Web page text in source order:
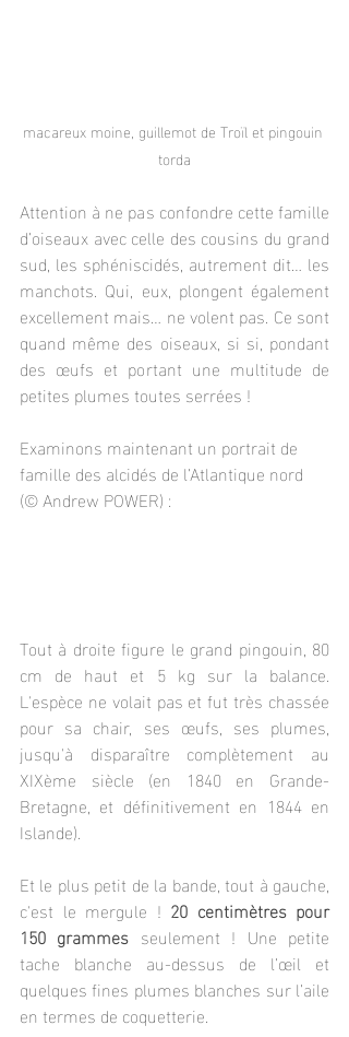
macareux moine, guillemot de Troïl et pingouin
torda
Attention à ne pas confondre cette famille
d’oiseaux avec celle des cousins du grand
sud, les sphéniscidés, autrement dit… les
manchots. Qui, eux, plongent également
excellement mais… ne volent pas. Ce sont
quand même des oiseaux, si si, pondant
des œufs et portant une multitude de
petites plumes toutes serrées !
Examinons maintenant un portrait de
famille des alcidés de l’Atlantique nord
(© Andrew POWER) :
Tout à droite figure le grand pingouin, 80
cm de haut et 5 kg sur la balance.
L'espèce ne volait pas et fut très chassée
pour sa chair, ses œufs, ses plumes,
jusqu'à disparaître complètement au
XIXème siècle (en 1840 en Grande-
Bretagne, et définitivement en 1844 en
Islande).
Et le plus petit de la bande, tout à gauche,
c'est le mergule ! 20 centimètres pour
150 grammes seulement ! Une petite
tache blanche au-dessus de l’œil et
quelques fines plumes blanches sur l’aile
en termes de coquetterie.